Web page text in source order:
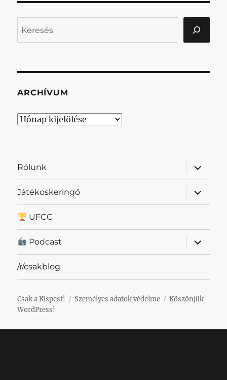
ARCHÍVUM
Archívum
Rólunk
almenü
Játékoskeringő
almenü
UFCC
Podcast
almenü
/r/csakblog
Csak a Kispest! Személyes adatok védelme
Köszönjük
WordPress!